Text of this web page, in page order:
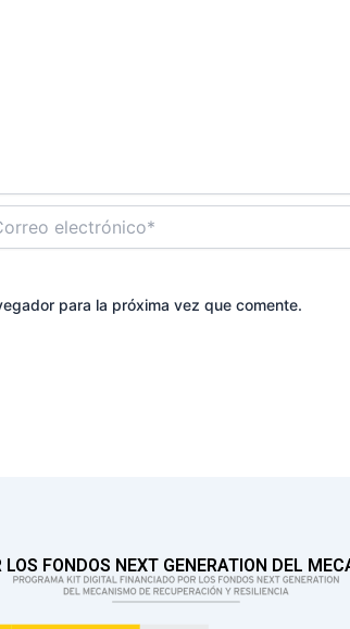
para la próxima vez que comente.
FONDOS NEXT GENERATION DEL